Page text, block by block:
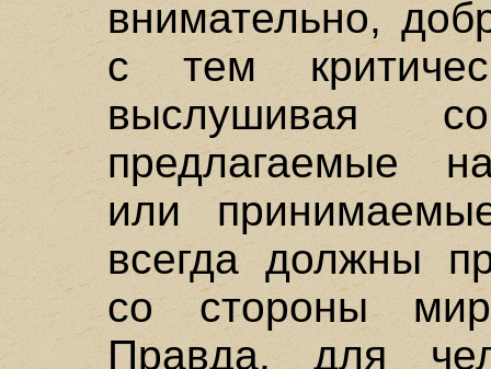
внимательно,
с тем
выслушивая
предлагаемые
или
всегда должны
со стороны
Правда, для